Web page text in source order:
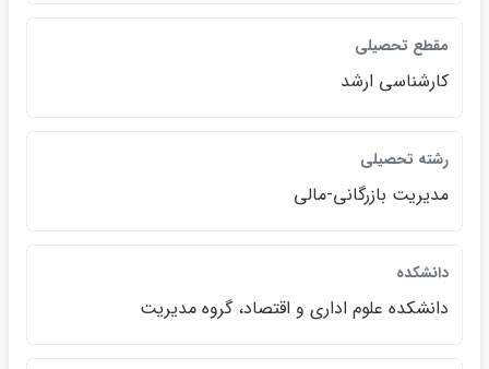
مقطع تحصيلي
كارشناسي ارشد
رشته تحصيلي
مديريت بازرگاني-مالي
دانشكده
دانشكده علوم اداري و اقتصاد، گروه مديريت